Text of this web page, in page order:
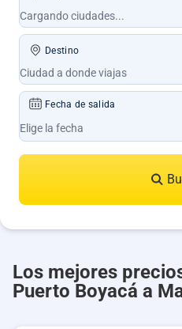
Destino
Fecha de salida
Los mejores
Puerto Boyacá a